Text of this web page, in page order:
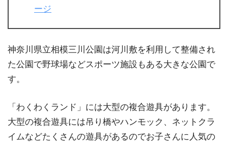
ージ
神奈川県立相模三川公園は河川敷を利用して整備され
た公園で野球場などスポーツ施設もある大きな公園で
す。
「わくわくランド」には大型の複合遊具があります。
大型の複合遊具には吊り橋やハンモック、ネットクラ
イムなどたくさんの遊具があるのでお子さんに人気の